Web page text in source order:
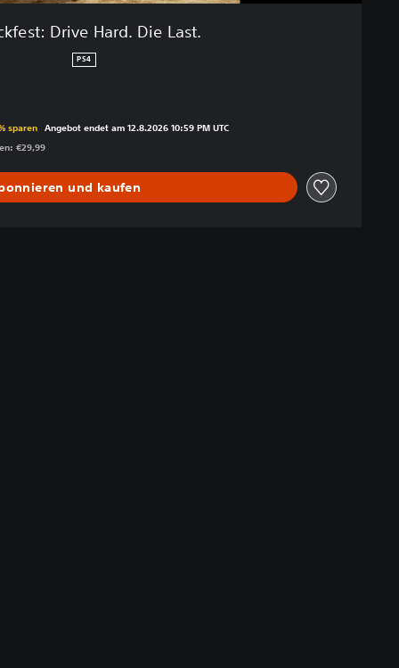
Drive Hard. Die Last.
PS4
sparen Angebot endet am 12.8.2026 10:59 PM UTC
€29,99
und kaufen